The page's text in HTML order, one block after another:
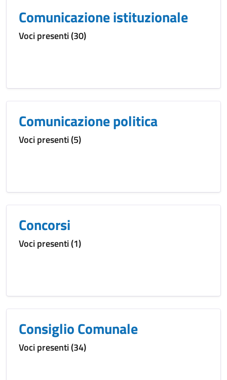
Comunicazione istituzionale
Voci presenti (30)
Comunicazione politica
Voci presenti (5)
Concorsi
Voci presenti (1)
Consiglio Comunale
Voci presenti (34)